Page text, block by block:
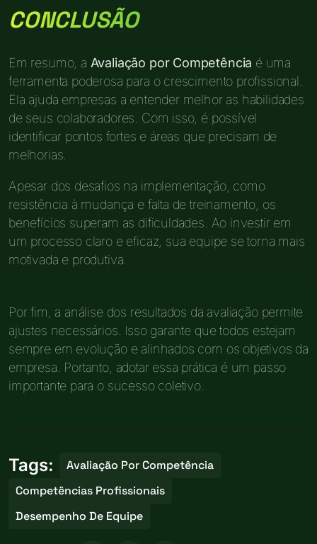
CONCLUSÃO
Em resumo, a Avaliação por Competência é uma
ferramenta poderosa para o crescimento profissional.
Ela ajuda empresas a entender melhor as habilidades
de seus colaboradores. Com isso, é possível
identificar pontos fortes e áreas que precisam de
melhorias.
Apesar dos desafios na implementação, como
resistência à mudança e falta de treinamento, os
benefícios superam as dificuldades. Ao investir em
um processo claro e eficaz, sua equipe se torna mais
motivada e produtiva.
Por fim, a análise dos resultados da avaliação permite
ajustes necessários. Isso garante que todos estejam
sempre em evolução e alinhados com os objetivos da
empresa. Portanto, adotar essa prática é um passo
importante para o sucesso coletivo.
Tags:
Avaliação Por Competência
Competências Profissionais
Desempenho De Equipe